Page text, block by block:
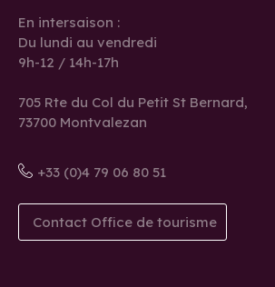
En intersaison :
Du lundi au vendredi
9h-12 / 14h-17h
705 Rte du Col du Petit St Bernard,
73700 Montvalezan
+33 (0)4 79 06 80 51
Contact Office de tourisme